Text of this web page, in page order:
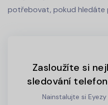
potřebovat, pokud hledáte
Zasloužíte si
sledování
Nainstalujte si